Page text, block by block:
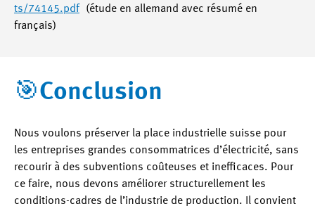
ts/74145.pdf
(étude en allemand avec résumé en
français)
🎯Conclusion
Nous voulons préserver la place industrielle suisse pour
les entreprises grandes consommatrices d’électricité, sans
recourir à des subventions coûteuses et inefficaces. Pour
ce faire, nous devons améliorer structurellement les
conditions-cadres de l’industrie de production. Il convient